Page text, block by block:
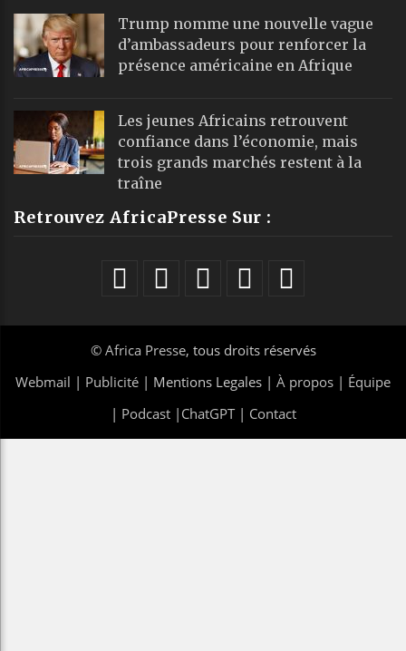
Trump nomme une nouvelle vague
d’ambassadeurs pour renforcer la
présence américaine en Afrique
Les jeunes Africains retrouvent
confiance dans l’économie, mais
trois grands marchés restent à la
traîne
Retrouvez AfricaPresse Sur :
© Africa Presse, tous droits réservés
Webmail | Publicité | Mentions Legales | À propos | Équipe
| Podcast| ChatGPT| Contact